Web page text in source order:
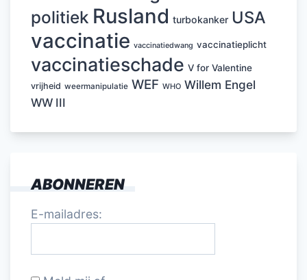
politiek Rusland turbokanker USA
vaccinatie vaccinatiedwang vaccinatieplicht
vaccinatieschade V for Valentine
vrijheid weermanipulatie WEF WHO Willem Engel
WW III
ABONNEREN
E-mailadres: